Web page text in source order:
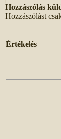
Hozzászólás
Hozzászólást
Értékelés